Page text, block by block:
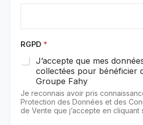
RGPD *
J’accepte que mes
collectées pour bénéficier
Groupe Fahy
Je reconnais avoir pris
Protection des Données et des
de Vente que j’accepte en cliquant